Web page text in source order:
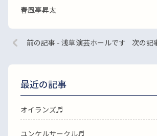
春風亭昇太
前の記事 - 浅草演芸ホールです 次の記
最近の記事
オイランズ♬
ユンケルサークル♬